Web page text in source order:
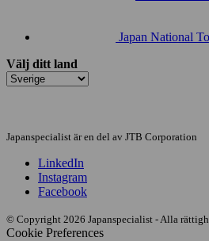
Japan National
Välj ditt land
Japanspecialist är en del av JTB Corporation
LinkedIn
Instagram
Facebook
© Copyright 2026 Japanspecialist - Alla
Cookie Preferences